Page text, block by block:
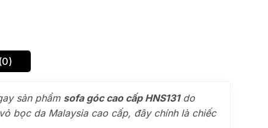
sản phẩm sofa góc cao cấp HNS131do
bọc da Malaysia cao cấp, đây chính là chiếc